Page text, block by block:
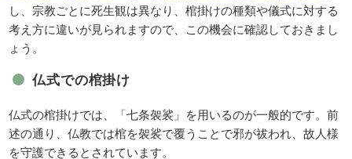
し、宗教ごとに死生観は異なり、棺掛けの種類や儀式に対する
考え方に違いが見られますので、この機会に確認しておきまし
ょう。
仏式での棺掛け
仏式の棺掛けでは、「七条袈裟」を用いるのが一般的です。前
述の通り、仏教では棺を袈裟で覆うことで邪が祓われ、故人様
を守護できるとされています。